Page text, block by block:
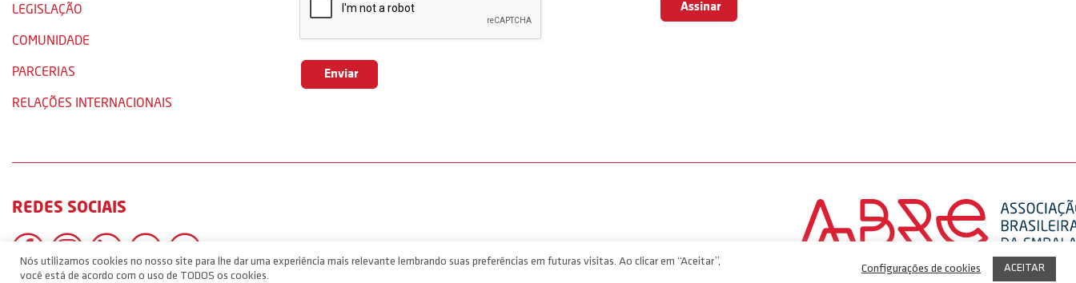
LEGISLAÇÃO
COMUNIDADE
PARCERIAS
RELAÇÕES INTERNACIONAIS
REDES SOCIAIS
Nós utilizamos cookies no nosso site para lhe dar uma experiência mais relevante lembrando suas preferências em futuras visitas. Ao clicar em “Aceitar”,
você está de acordo com o uso de TODOS os cookies.
Configurações de cookies ACEITAR